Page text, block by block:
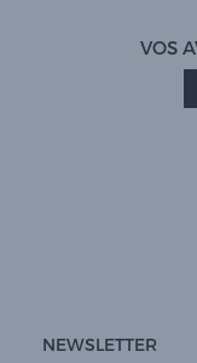
VOS
NEWSLETTER